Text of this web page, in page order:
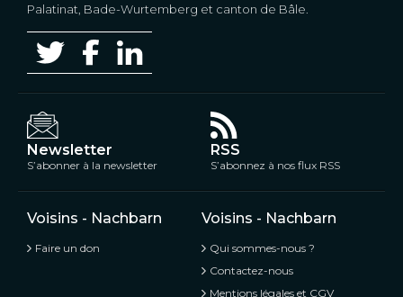
Palatinat, Bade-Wurtemberg et canton de Bâle.
Newsletter
S’abonner à la newsletter
RSS
S’abonnez à nos flux RSS
Voisins - Nachbarn
Faire un don
Voisins - Nachbarn
Qui sommes-nous ?
Contactez-nous
Mentions légales et CGV